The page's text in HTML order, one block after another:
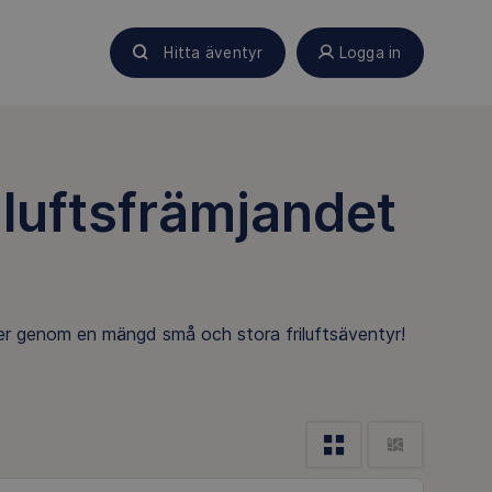
Hitta äventyr Logga in
genom en mängd små och stora friluftsäventyr!